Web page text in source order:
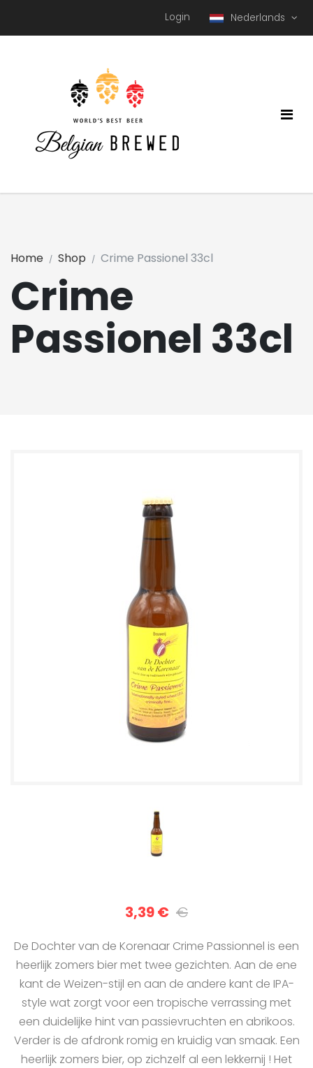
Login Nederlands
Crime
Passionel 33cl
Home Shop Crime Passionel 33cl
3,39 € €
De Dochter van de Korenaar Crime Passionnel is een
heerlijk zomers bier met twee gezichten. Aan de ene
kant de Weizen-stijl en aan de andere kant de IPA-
style wat zorgt voor een tropische verrassing met
een duidelijke hint van passievruchten en abrikoos.
Verder is de afdronk romig en kruidig van smaak. Een
heerlijk zomers bier, op zichzelf al een lekkernij ! Het